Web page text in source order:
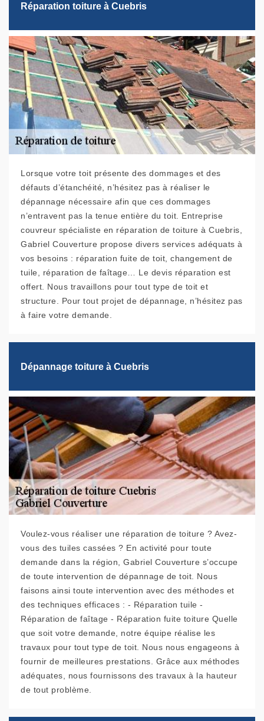
Réparation toiture à Cuebris
Lorsque votre toit présente des dommages et des
défauts d’étanchéité, n’hésitez pas à réaliser le
dépannage nécessaire afin que ces dommages
n’entravent pas la tenue entière du toit. Entreprise
couvreur spécialiste en réparation de toiture à Cuebris,
Gabriel Couverture propose divers services adéquats à
vos besoins : réparation fuite de toit, changement de
tuile, réparation de faîtage… Le devis réparation est
offert. Nous travaillons pour tout type de toit et
structure. Pour tout projet de dépannage, n’hésitez pas
à faire votre demande.
Dépannage toiture à Cuebris
Voulez-vous réaliser une réparation de toiture ? Avez-
vous des tuiles cassées ? En activité pour toute
demande dans la région, Gabriel Couverture s’occupe
de toute intervention de dépannage de toit. Nous
faisons ainsi toute intervention avec des méthodes et
des techniques efficaces : - Réparation tuile -
Réparation de faîtage - Réparation fuite toiture Quelle
que soit votre demande, notre équipe réalise les
travaux pour tout type de toit. Nous nous engageons à
fournir de meilleures prestations. Grâce aux méthodes
adéquates, nous fournissons des travaux à la hauteur
de tout problème.